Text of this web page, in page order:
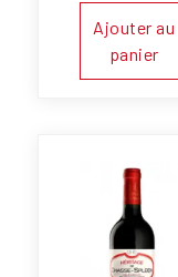
Ajouter au
panier